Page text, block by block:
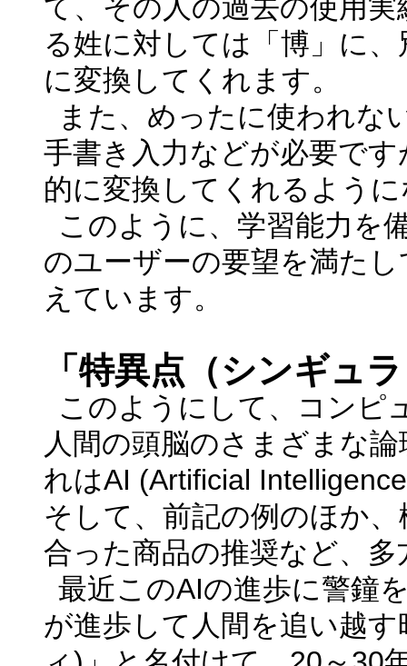
て、その人の過去の使用
る姓に対しては「博」に
に変換してくれます。
また、めったに使われな
手書き入力などが必要で
的に変換してくれるよう
このように、学習能力を
のユーザーの要望を満た
えています。
「特異点（シンギュ
このようにして、コンピ
人間の頭脳のさまざまな
れはAI (Artificial Intelligence
そして、前記の例のほか
合った商品の推奨など、
最近このAIの進歩に警鐘
が進歩して人間を追い越